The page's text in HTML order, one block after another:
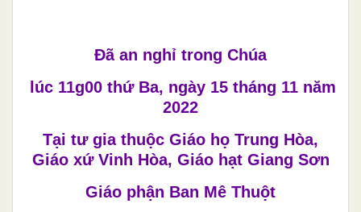
Đã an nghỉ trong Chúa
lúc 11g00 thứ Ba, ngày 15 tháng 11 năm
2022
Tại tư gia thuộc Giáo họ Trung Hòa,
Giáo xứ Vinh Hòa, Giáo hạt Giang Sơn
Giáo phận Ban Mê Thuột